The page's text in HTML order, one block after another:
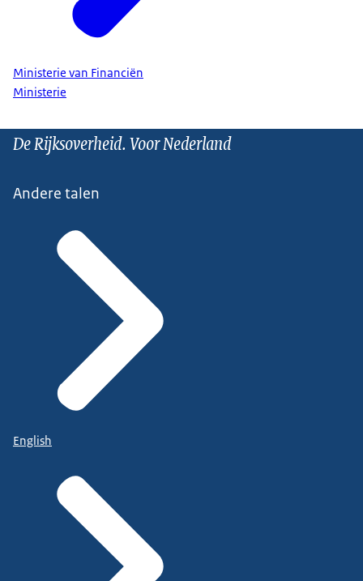
Ministerie van Financiën
Ministerie
De Rijksoverheid. Voor Nederland
Andere talen
English